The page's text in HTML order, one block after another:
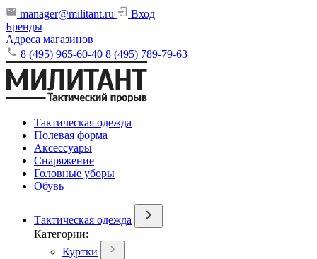
manager@militant.ru
Вход
Бренды
Адреса магазинов
8 (495) 965-60-40 8 (495) 789-79-63
Тактическая одежда
Полевая форма
Аксессуары
Снаряжение
Головные уборы
Обувь
Тактическая одежда
Категории:
Куртки